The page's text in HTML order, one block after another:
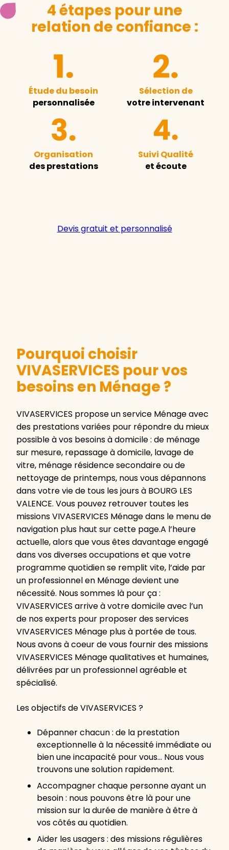
4 étapes pour une
relation de confiance :
Étude du besoin
personnalisée
Sélection de
votre intervenant
Organisation
des prestations
Suivi Qualité
et écoute
Devis gratuit et personnalisé
Pourquoi choisir
VIVASERVICES pour vos
besoins en Ménage ?
VIVASERVICES propose un service Ménage avec
des prestations variées pour répondre du mieux
possible à vos besoins à domicile : de ménage
sur mesure, repassage à domicile, lavage de
vitre, ménage résidence secondaire ou de
nettoyage de printemps, nous vous dépannons
dans votre vie de tous les jours à BOURG LES
VALENCE. Vous pouvez retrouver toutes les
missions VIVASERVICES Ménage dans le menu de
navigation plus haut sur cette page.A l’heure
actuelle, alors que vous êtes davantage engagé
dans vos diverses occupations et que votre
programme quotidien se remplit vite, l’aide par
un professionnel en Ménage devient une
nécessité. Nous sommes là pour ça :
VIVASERVICES arrive à votre domicile avec l’un
de nos experts pour proposer des services
VIVASERVICES Ménage plus à portée de tous.
Nous avons à coeur de vous fournir des missions
VIVASERVICES Ménage qualitatives et humaines,
délivrées par un professionnel agréable et
spécialisé.
Les objectifs de VIVASERVICES ?
Dépanner chacun : de la prestation
exceptionnelle à la nécessité immédiate ou
bien une incapacité pour vous… Nous vous
trouvons une solution rapidement.
Accompagner chaque personne ayant un
besoin : nous pouvons être là pour une
mission sur la durée de manière à être à
vos côtés au quotidien.
Aider les usagers : des missions régulières